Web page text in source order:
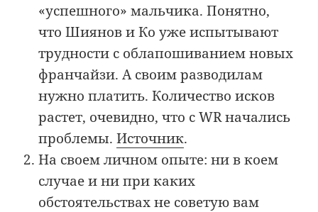
«успешного» мальчика. Понятно,
что Шиянов и Ко уже испытывают
трудности с облапошиванием новых
франчайзи. А своим разводилам
нужно платить. Количество исков
растет, очевидно, что с WR начались
проблемы.Источник.
На своем личном опыте: ни в коем
случае и ни при каких
обстоятельствах не советую вам